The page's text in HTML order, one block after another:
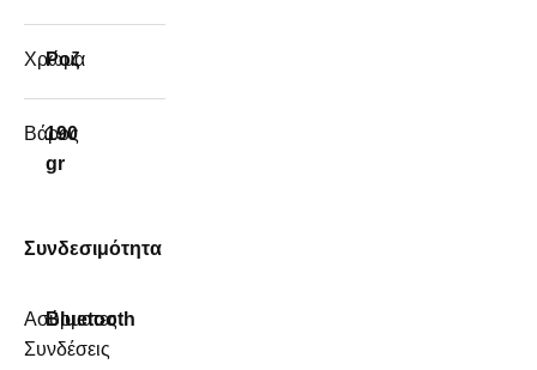
Χρώμα
Ροζ
Βάρος
190
gr
Συνδεσιμότητα
Ασύρματες
Συνδέσεις
Bluetooth